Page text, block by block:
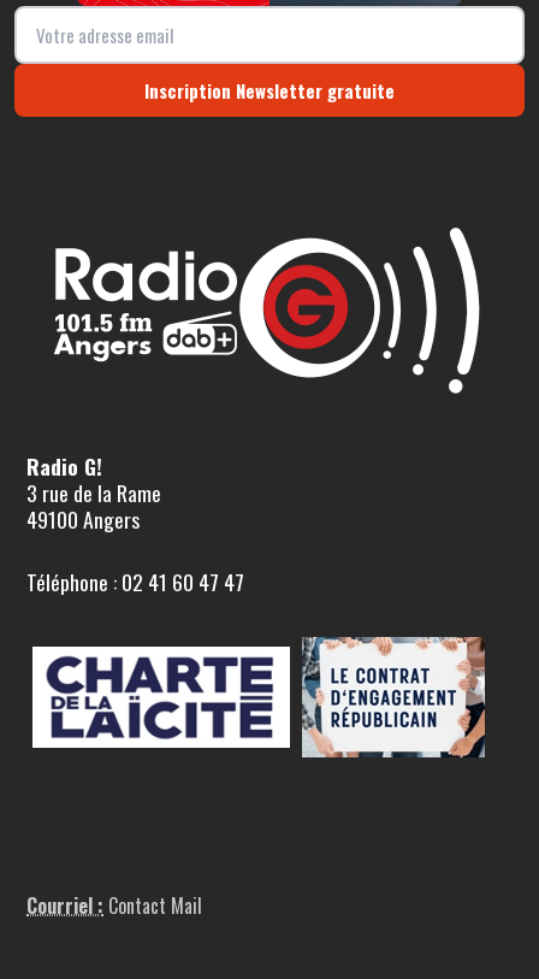
Inscription Newsletter gratuite
Radio G!
3 rue de la Rame
49100 Angers
Téléphone : 02 41 60 47 47
Courriel : Contact Mail